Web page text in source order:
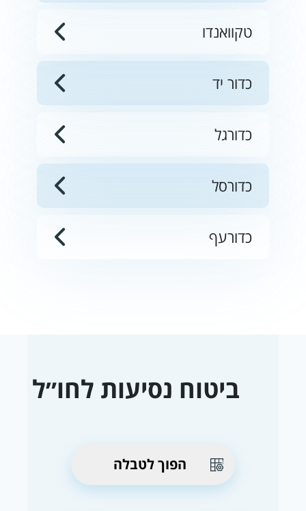
טקוואנדו
כדור יד
כדורגל
כדורסל
כדורעף
הפוך לטבלה
ביטוח נסיעות לחו״ל